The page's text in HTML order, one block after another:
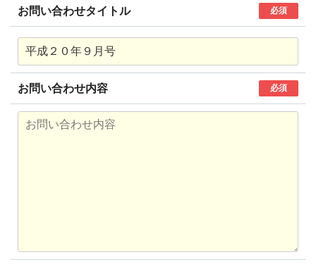
お問い合わせタイトル 必須
お問い合わせ内容 必須